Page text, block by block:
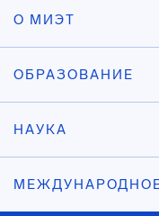
О МИЭТ
ОБРАЗОВАНИЕ
НАУКА